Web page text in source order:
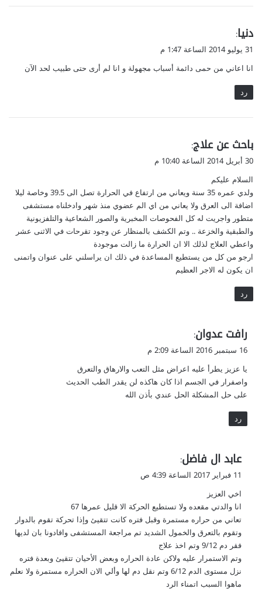
ي
ق
ل
دنيا:
31 يوليو 2014 الساعة 1:47 م
انا اعاني من حمى دائمة أسباب مجهولة و انا لم أرى حتى طبيب لحد الآن
رد
ي
ق
ل
باحث عن علاج:
30 أبريل 2014 الساعة 10:40 م
السلام عليكم
ولدي عمره 35 سنة ويعاني من ارتفاع في الحرارة تصل الى 39.5 وخاصة ليلا
اضافة الى العرق ولا يعاني من اي الم عضوي منذ شهر وادخلناه مستشفى
متطور واجريت له كل الفحوصات المخبرية والصور الشعاعية والتلفزيونية
والطبقية والخزعة .. وتم الكشف بالمنظار عن وجود تقرحات في الاثنى عشر
واعطي العلاج لذلك الا ان الحرارة ما زالت موجودة
ارجو من كل من يستطيع المساعدة في ذلك ان يراسلني على عنوان واتمنى
ان يكون له الاجر العظيم
رد
ي
ق
ل
رافت عدوان:
16 سبتمبر 2016 الساعة 2:09 م
يا عزيز يطرأ عليه اعراض مثل التعب والارهاق والتعرق
واصفرار في الجسم اذا كان هاكذه لن يقدر الطب الحديث
على حل المشكلة الحل عندي بأذن الله
رد
ي
ق
ل
عابد ال فاضل:
11 فبراير 2017 الساعة 4:39 ص
اخي العزيز
انا والدتي مقعده ولا تستطيع الحركة الا قليل عمرها 67
تعاني من حراره مستمرة وقبل فتره كانت تتقيئ وإذا تحركة تقوم بالدوار
وتقوم بالتعرق والخمول الشديد تم مراجعة المستشفى وافادونا بان لديها
فقر دم 9/12 وتم اخذ علاج
وتم الاستمرار عليه ولاكن عادة الحراره وبعض الأحيان تتقيئ وبعدة فتره
نزل مستوى الدم 6/12 وتم نقل دم لها وألي الان الحراره مستمرة ولا نعلم
ماهوا السبب اتمناء الرد